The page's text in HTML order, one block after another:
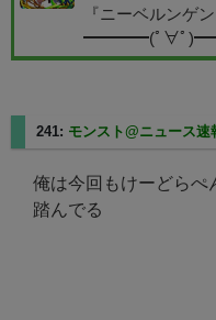
『ニーベルンゲ
━━━━(ﾟ∀ﾟ
241: モンスト@ニュース速
俺は今回もけーどらぺ
踏んでる